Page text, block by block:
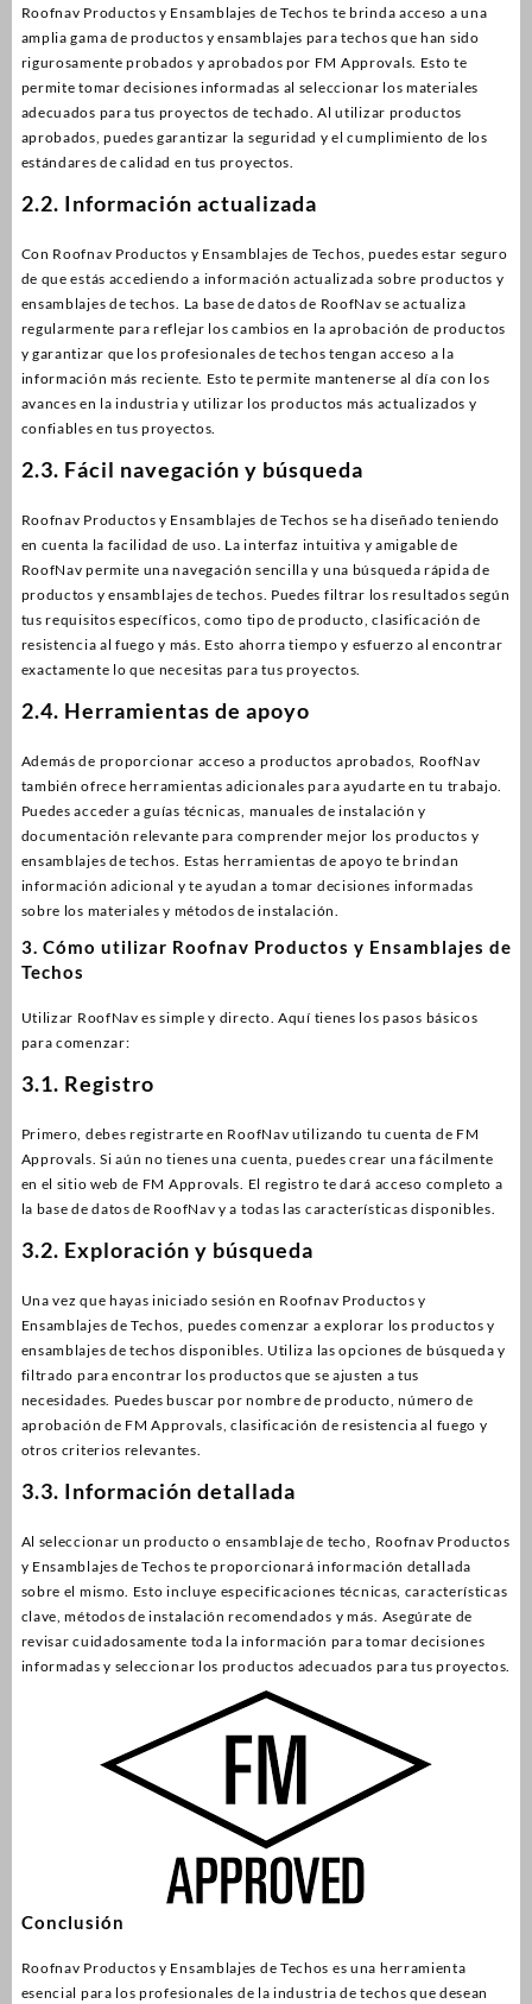
Roofnav Productos y Ensamblajes de Techos te brinda acceso a una
amplia gama de productos y ensamblajes para techos que han sido
rigurosamente probados y aprobados por FM Approvals. Esto te
permite tomar decisiones informadas al seleccionar los materiales
adecuados para tus proyectos de techado. Al utilizar productos
aprobados, puedes garantizar la seguridad y el cumplimiento de los
estándares de calidad en tus proyectos.
2.2. Información actualizada
Con Roofnav Productos y Ensamblajes de Techos, puedes estar seguro
de que estás accediendo a información actualizada sobre productos y
ensamblajes de techos. La base de datos de RoofNav se actualiza
regularmente para reflejar los cambios en la aprobación de productos
y garantizar que los profesionales de techos tengan acceso a la
información más reciente. Esto te permite mantenerse al día con los
avances en la industria y utilizar los productos más actualizados y
confiables en tus proyectos.
2.3. Fácil navegación y búsqueda
Roofnav Productos y Ensamblajes de Techos se ha diseñado teniendo
en cuenta la facilidad de uso. La interfaz intuitiva y amigable de
RoofNav permite una navegación sencilla y una búsqueda rápida de
productos y ensamblajes de techos. Puedes filtrar los resultados según
tus requisitos específicos, como tipo de producto, clasificación de
resistencia al fuego y más. Esto ahorra tiempo y esfuerzo al encontrar
exactamente lo que necesitas para tus proyectos.
2.4. Herramientas de apoyo
Además de proporcionar acceso a productos aprobados, RoofNav
también ofrece herramientas adicionales para ayudarte en tu trabajo.
Puedes acceder a guías técnicas, manuales de instalación y
documentación relevante para comprender mejor los productos y
ensamblajes de techos. Estas herramientas de apoyo te brindan
información adicional y te ayudan a tomar decisiones informadas
sobre los materiales y métodos de instalación.
3. Cómo utilizar Roofnav Productos y Ensamblajes de
Techos
Utilizar RoofNav es simple y directo. Aquí tienes los pasos básicos
para comenzar:
3.1. Registro
Primero, debes registrarte en RoofNav utilizando tu cuenta de FM
Approvals. Si aún no tienes una cuenta, puedes crear una fácilmente
en el sitio web de FM Approvals. El registro te dará acceso completo a
la base de datos de RoofNav y a todas las características disponibles.
3.2. Exploración y búsqueda
Una vez que hayas iniciado sesión en Roofnav Productos y
Ensamblajes de Techos, puedes comenzar a explorar los productos y
ensamblajes de techos disponibles. Utiliza las opciones de búsqueda y
filtrado para encontrar los productos que se ajusten a tus
necesidades. Puedes buscar por nombre de producto, número de
aprobación de FM Approvals, clasificación de resistencia al fuego y
otros criterios relevantes.
3.3. Información detallada
Al seleccionar un producto o ensamblaje de techo, Roofnav Productos
y Ensamblajes de Techos te proporcionará información detallada
sobre el mismo. Esto incluye especificaciones técnicas, características
clave, métodos de instalación recomendados y más. Asegúrate de
revisar cuidadosamente toda la información para tomar decisiones
informadas y seleccionar los productos adecuados para tus proyectos.
Conclusión
Roofnav Productos y Ensamblajes de Techos es una herramienta
esencial para los profesionales de la industria de techos que desean